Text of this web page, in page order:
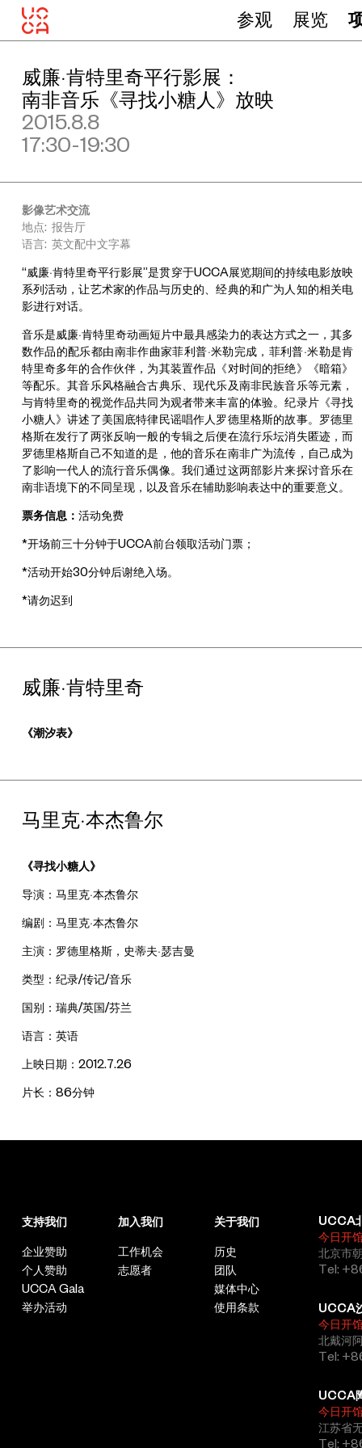
参观 展览
威廉·肯特里奇平行影展：
南非音乐《寻找小糖人》放映
2015.8.8
17:30-19:30
影像艺术交流
地点: 报告厅
语言: 英文配中文字幕
“威廉·肯特里奇平行影展”是贯穿于UCCA展览期间的持续电影放映
系列活动，让艺术家的作品与历史的、经典的和广为人知的相关电
影进行对话。
音乐是威廉·肯特里奇动画短片中最具感染力的表达方式之一，其多
数作品的配乐都由南非作曲家菲利普·米勒完成，菲利普·米勒是肯
特里奇多年的合作伙伴，为其装置作品《对时间的拒绝》《暗箱》
等配乐。其音乐风格融合古典乐、现代乐及南非民族音乐等元素，
与肯特里奇的视觉作品共同为观者带来丰富的体验。纪录片《寻找
小糖人》讲述了美国底特律民谣唱作人罗德里格斯的故事。罗德里
格斯在发行了两张反响一般的专辑之后便在流行乐坛消失匿迹，而
罗德里格斯自己不知道的是，他的音乐在南非广为流传，自己成为
了影响一代人的流行音乐偶像。我们通过这两部影片来探讨音乐在
南非语境下的不同呈现，以及音乐在辅助影响表达中的重要意义。
票务信息： 活动免费
*开场前三十分钟于UCCA前台领取活动门票；
*活动开始30分钟后谢绝入场。
*请勿迟到
威廉·肯特里奇
《潮汐表》
马里克·本杰鲁尔
《寻找小糖人》
导演：马里克·本杰鲁尔
编剧：马里克·本杰鲁尔
主演：罗德里格斯，史蒂夫·瑟吉曼
类型：纪录/传记/音乐
国别：瑞典/英国/芬兰
语言：英语
上映日期：2012.7.26
片长：86分钟
支持我们
企业赞助
个人赞助
UCCA Gala
举办活动
加入我们
工作机会
志愿者
关于我们
历史
团队
媒体中心
使用条款
UCCA
今日开
北京市
Tel:
UCCA
今日开
北戴河
Tel:
UCCA
今日开
江苏省
Tel: